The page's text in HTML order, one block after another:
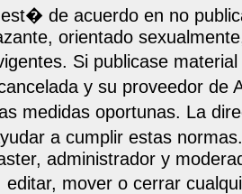
de acuerdo en no
orientado
Si publicase
y su proveedor de
medidas oportunas. La
a cumplir estas
administrador y
editar, mover o cerrar